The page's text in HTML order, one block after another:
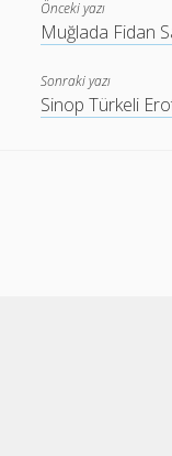
Önceki yazı
Muğlada Fidan
Sonraki yazı
Sinop Türkeli